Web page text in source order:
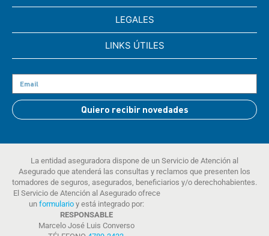
LEGALES
LINKS ÚTILES
Quiero recibir novedades
La entidad aseguradora dispone de un Servicio de Atención al
Asegurado que atenderá las consultas y reclamos que presenten los
tomadores de seguros, asegurados, beneficiarios y/o derechohabientes.
El Servicio de Atención al Asegurado ofrece
un formulario y está integrado por:
RESPONSABLE
Marcelo José Luis Converso